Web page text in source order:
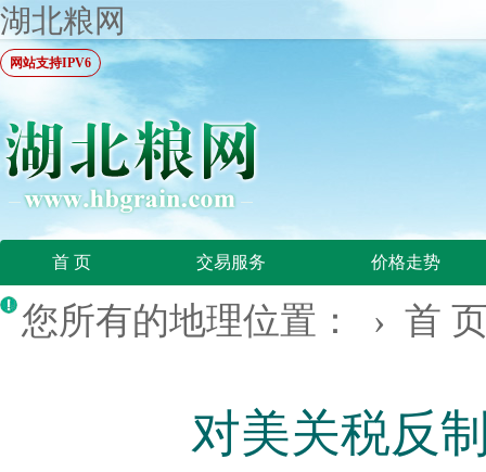
湖北粮网
网站支持IPV6
首 页 交易服务 价格走势
您所有的地理位置： › 首
对美关税反